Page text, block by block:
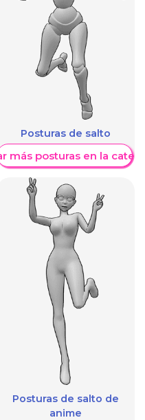
Posturas de salto
más posturas en la
Posturas de salto de
anime